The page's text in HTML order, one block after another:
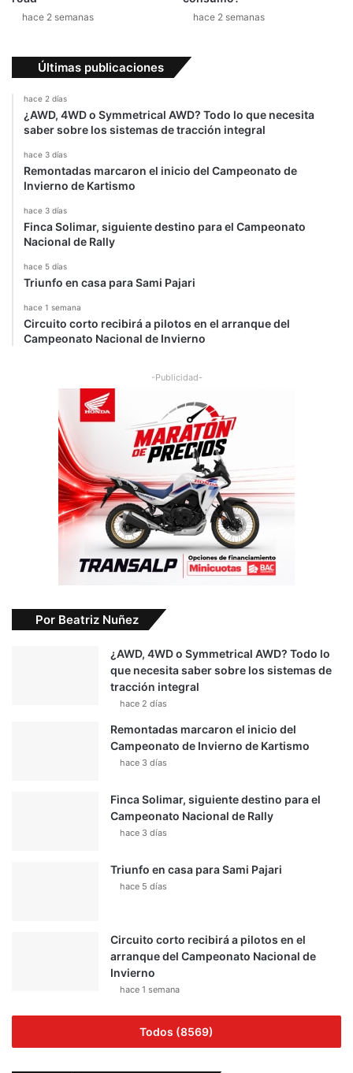
l
e
n
hace 2 semanas hace 2 semanas
Últimas publicaciones
hace 2 días
¿AWD, 4WD o Symmetrical AWD? Todo lo que necesita
saber sobre los sistemas de tracción integral
hace 3 días
Remontadas marcaron el inicio del Campeonato de
Invierno de Kartismo
hace 3 días
Finca Solimar, siguiente destino para el Campeonato
Nacional de Rally
hace 5 días
Triunfo en casa para Sami Pajari
hace 1 semana
Circuito corto recibirá a pilotos en el arranque del
Campeonato Nacional de Invierno
-Publicidad-
Por Beatriz Nuñez
¿AWD, 4WD o Symmetrical AWD? Todo lo
que necesita saber sobre los sistemas de
tracción integral
hace 2 días
Remontadas marcaron el inicio del
Campeonato de Invierno de Kartismo
hace 3 días
Finca Solimar, siguiente destino para el
Campeonato Nacional de Rally
hace 3 días
Triunfo en casa para Sami Pajari
hace 5 días
Circuito corto recibirá a pilotos en el
arranque del Campeonato Nacional de
Invierno
hace 1 semana
Todos (8569)